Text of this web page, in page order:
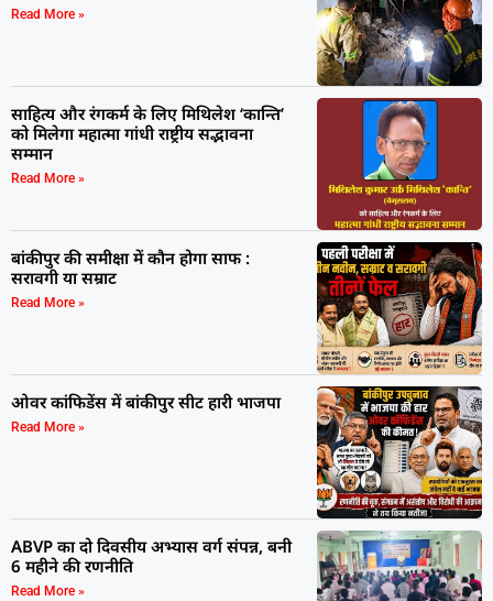
Read More »
साहित्य और रंगकर्म के लिए मिथिलेश ‘कान्ति’
को मिलेगा महात्मा गांधी राष्ट्रीय सद्भावना
सम्मान
Read More »
बांकीपुर की समीक्षा में कौन होगा साफ :
सरावगी या सम्राट
Read More »
ओवर कांफिडेंस में बांकीपुर सीट हारी भाजपा
Read More »
ABVP का दो दिवसीय अभ्यास वर्ग संपन्न, बनी
6 महीने की रणनीति
Read More »